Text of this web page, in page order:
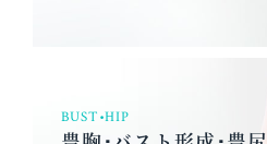
BUST•HIP